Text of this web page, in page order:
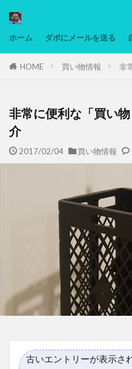
ホーム ダボにメールを送る
HOME 買い物情報 非
非常に便利な「買い
介
2017/02/04 買い物情報
古いエントリーが表示さ
タグ
マレーシア動画
ヨ
備忘録
動画